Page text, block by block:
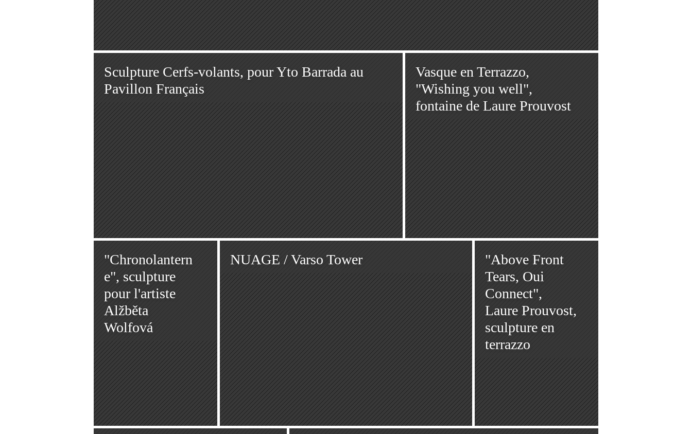
Sculpture Cerfs-volants, pour Yto Barrada au
Pavillon Français
Vasque en Terrazzo,
"Wishing you well",
fontaine de Laure Prouvost
"Chronolantern
e", sculpture
pour l'artiste
Alžběta
Wolfová
NUAGE / Varso Tower
"Above Front
Tears, Oui
Connect",
Laure Prouvost,
sculpture en
terrazzo